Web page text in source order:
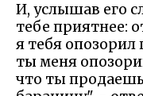
И, услышав его
тебе приятнее:
я тебя
ты меня
что ты продаешь